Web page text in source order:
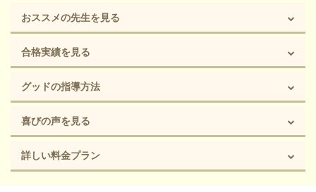
おススメの先生を見る
合格実績を見る
グッドの指導方法
喜びの声を見る
詳しい料金プラン